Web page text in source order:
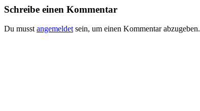
Schreibe einen Kommentar
Du musst angemeldet sein, um einen Kommentar abzugeben.